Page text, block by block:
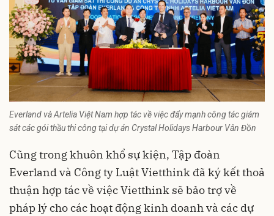
Everland và Artelia Việt Nam hợp tác về việc đẩy mạnh công tác giám
sát các gói thầu thi công tại dự án Crystal Holidays Harbour Vân Đồn
Cũng trong khuôn khổ sự kiện, Tập đoàn
Everland và Công ty Luật Vietthink đã ký kết thoả
thuận hợp tác về việc Vietthink sẽ bảo trợ về
pháp lý cho các hoạt động kinh doanh và các dự